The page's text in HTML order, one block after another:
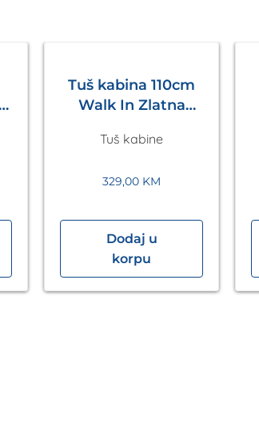
Tuš kabina 110cm
Walk In Zlatna
Tuš kabine
329,00 KM
Dodaj u
korpu